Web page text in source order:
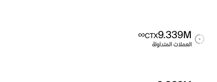
9.339M
CTX
∞
العملات المتداولة